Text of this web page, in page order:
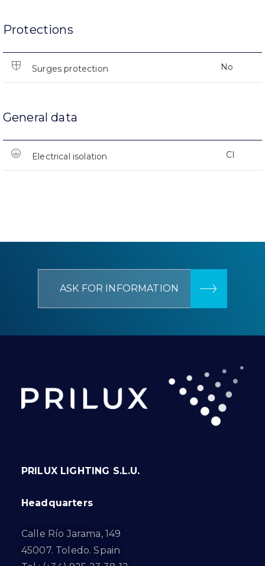
Protections
Surges protection No
General data
Electrical isolation CI
ASK FOR INFORMATION
PRILUX LIGHTING S.L.U.
Headquarters
Calle Río Jarama, 149
45007. Toledo. Spain